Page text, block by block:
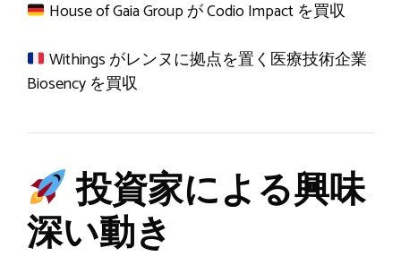
House of Gaia Group が Codio Impact を買収
Withings がレンヌに拠点を置く医療技術企業
Biosency を買収
投資家による興味
深い動き